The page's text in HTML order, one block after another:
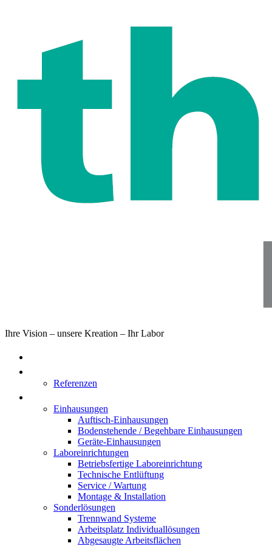
Ihre Vision – unsere Kreation – Ihr Labor
Referenzen
Einhausungen
Auftisch-Einhausungen
Bodenstehende / Begehbare Einhausungen
Geräte-Einhausungen
Laboreinrichtungen
Betriebsfertige Laboreinrichtung
Technische Entlüftung
Service / Wartung
Montage & Installation
Sonderlösungen
Trennwand Systeme
Arbeitsplatz Individuallösungen
Abgesaugte Arbeitsflächen